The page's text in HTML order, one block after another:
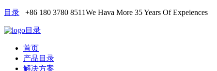
目录 +86 180 3780 8511We Hava More 35 Years Of Expeiences
目录
首页
产品目录
解决方案